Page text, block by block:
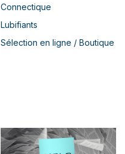
Connectique
Lubifiants
Sélection en ligne / Boutique